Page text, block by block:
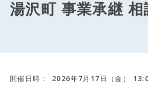
湯沢町 事業承継 相
開催日時
2026年7月17日（金）